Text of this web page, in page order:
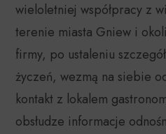
wieloletniej współpracy z
terenie miasta Gniew i
firmy, po ustaleniu
życzeń, wezmą na siebie
kontakt z lokalem
obsłudze informacje